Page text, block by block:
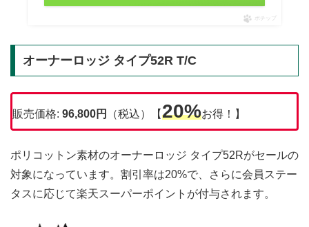
ポチップ
オーナーロッジ タイプ52R T/C
販売価格: 96,800円 （税込）【20%お得！】
ポリコットン素材のオーナーロッジ タイプ52Rがセールの
対象になっています。割引率は20%で、さらに会員ステー
タスに応じて楽天スーパーポイントが付与されます。